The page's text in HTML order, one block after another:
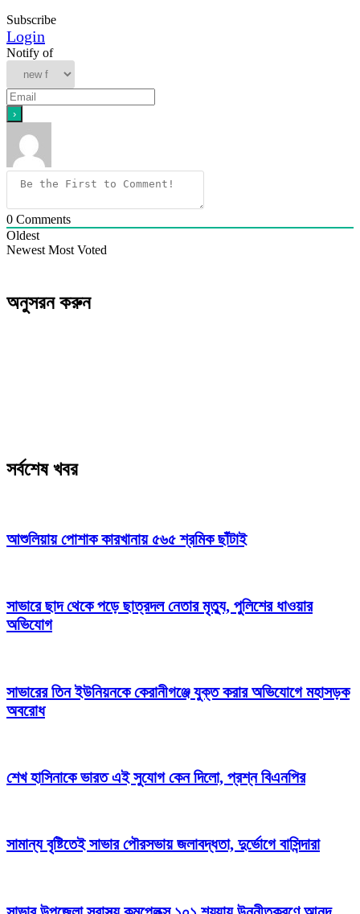
Subscribe
Login
Notify of
0 Comments
Oldest
Newest Most Voted
অনুসরন করুন
সর্বশেষ খবর
আশুলিয়ায় পোশাক কারখানায় ৫৬৫ শ্রমিক ছাঁটাই
সাভারে ছাদ থেকে পড়ে ছাত্রদল নেতার মৃত্যু, পুলিশের ধাওয়ার
অভিযোগ
সাভারের তিন ইউনিয়নকে কেরানীগঞ্জে যুক্ত করার অভিযোগে মহাসড়ক
অবরোধ
শেখ হাসিনাকে ভারত এই সুযোগ কেন দিলো, প্রশ্ন বিএনপির
সামান্য বৃষ্টিতেই সাভার পৌরসভায় জলাবদ্ধতা, দুর্ভোগে বাসিন্দারা